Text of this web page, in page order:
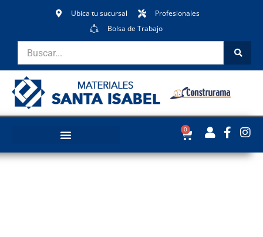
Ubica tu sucursal
Profesionales
Bolsa de Trabajo
0